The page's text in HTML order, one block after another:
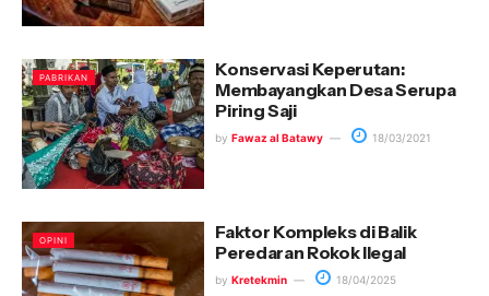
PABRIKAN
Konservasi Keperutan:
Membayangkan Desa Serupa
Piring Saji
by Fawaz al Batawy 18/03/2021
OPINI
Faktor Kompleks di Balik
Peredaran Rokok Ilegal
by Kretekmin 18/04/2025